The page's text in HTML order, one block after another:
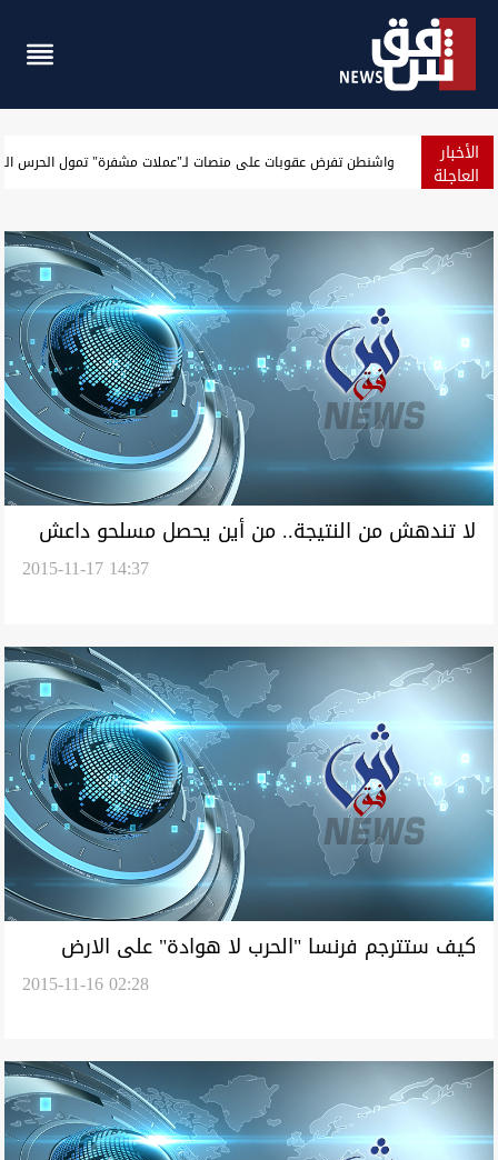
الأخبار
العاجلة الجيش الأميركي يعلن حصيلة جديدة لنتائج حصار إيران
لا تندهش من النتيجة.. من أين يحصل مسلحو داعش
2015-11-17 14:37
كيف ستترجم فرنسا "الحرب لا هوادة" على الارض
2015-11-16 02:28